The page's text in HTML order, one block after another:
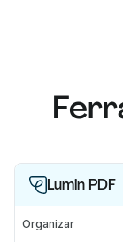
Lumin PDF
Organizar